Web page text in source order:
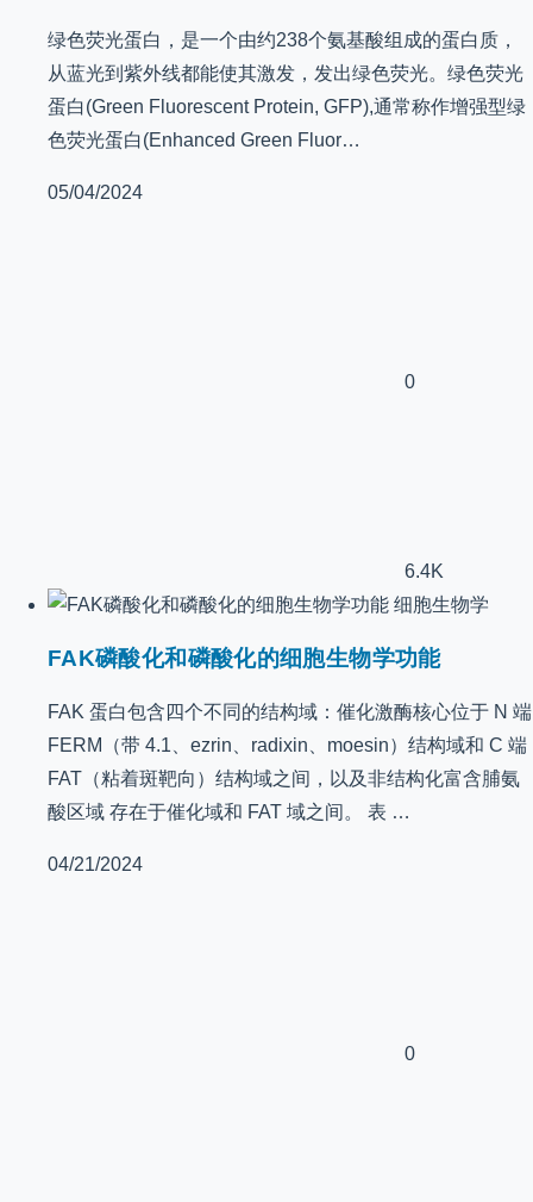
绿色荧光蛋白，是一个由约238个氨基酸组成的蛋白质，
从蓝光到紫外线都能使其激发，发出绿色荧光。绿色荧光
蛋白(Green Fluorescent Protein, GFP),通常称作增强型绿
色荧光蛋白(Enhanced Green Fluor…
05/04/2024
0
6.4K
细胞生物学
FAK磷酸化和磷酸化的细胞生物学功能
FAK 蛋白包含四个不同的结构域：催化激酶核心位于 N 端
FERM（带 4.1、ezrin、radixin、moesin）结构域和 C 端
FAT（粘着斑靶向）结构域之间，以及非结构化富含脯氨
酸区域 存在于催化域和 FAT 域之间。 表 …
04/21/2024
0